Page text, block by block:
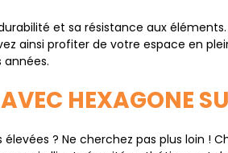
et sa résistance aux
ainsi profiter de votre espace en
HEXAGONE
? Ne cherchez pas plus loin !